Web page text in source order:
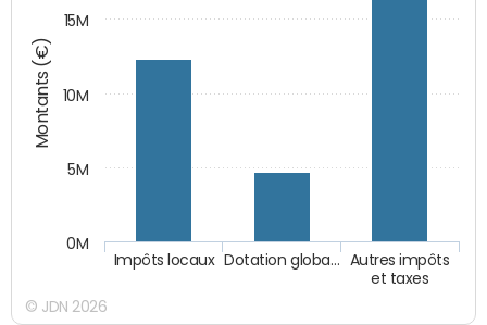
Montants (€)
Autres impôts
et taxes
Dotation globa…
Impôts locaux
0M
5M
10M
15M
© JDN 2026